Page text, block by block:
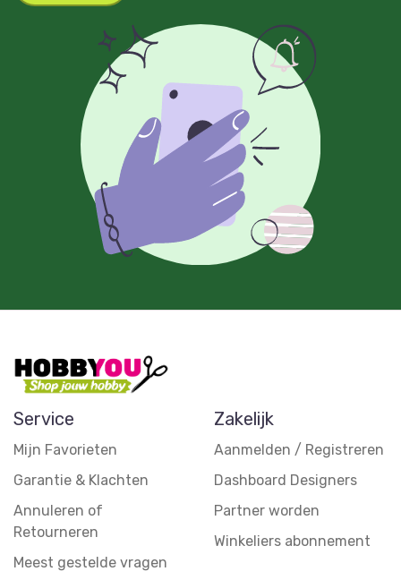
Service
Mijn Favorieten
Garantie & Klachten
Annuleren of
Retourneren
Meest gestelde vragen
Zakelijk
Aanmelden / Registreren
Dashboard Designers
Partner worden
Winkeliers abonnement